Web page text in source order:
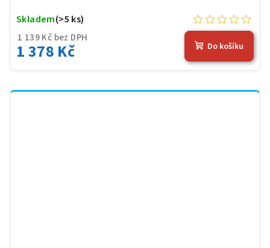
1 139 Kč bez DPH
1 378 Kč
Skladem(>5 ks)
Do košíku